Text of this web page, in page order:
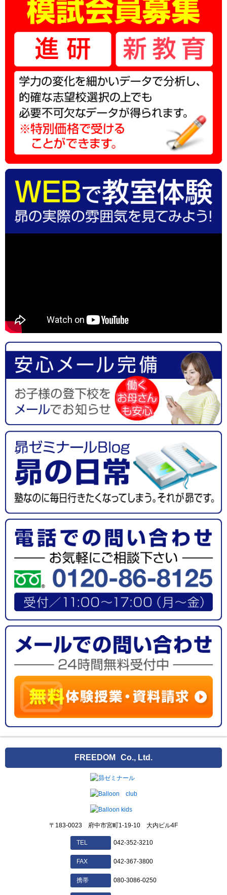
FREEDOM Co., Ltd.
〒183-0023 府中市宮町1-19-10 大内ビル4F
TEL 042-352-3210
FAX 042-367-3800
携帯 080-3086-0250